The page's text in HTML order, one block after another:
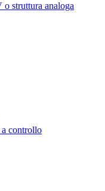
struttura analoga
controllo